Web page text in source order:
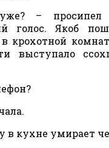
– просипел
голос. Якоб
крохотной
выступало
в кухне умирает